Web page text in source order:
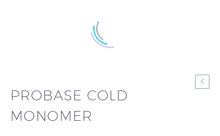
PROBASE COLD
MONOMER